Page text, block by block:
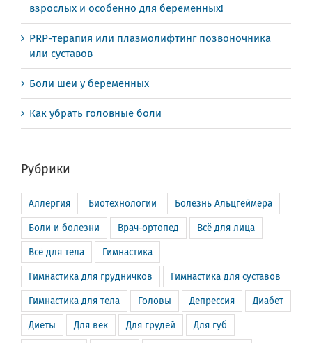
взрослых и особенно для беременных!
PRP-терапия или плазмолифтинг позвоночника
или суставов
Боли шеи у беременных
Как убрать головные боли
Рубрики
Аллергия Биотехнологии Болезнь Альцгеймера
Боли и болезни Врач-ортопед Всё для лица
Всё для тела Гимнастика
Гимнастика для грудничков Гимнастика для суставов
Гимнастика для тела Головы Депрессия Диабет
Диеты Для век Для грудей Для губ